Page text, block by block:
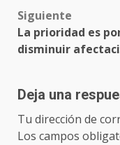
Siguiente
La prioridad es
disminuir
Deja una
Tu dirección de
Los campos